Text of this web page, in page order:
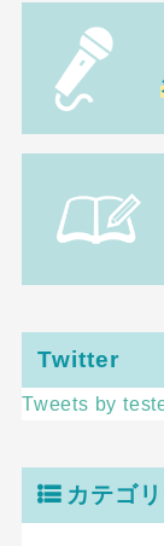
Twitter
Tweets by
カテゴ